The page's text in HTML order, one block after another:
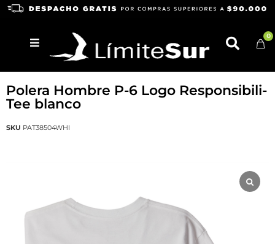
0
PATAGONIA
Polera Hombre P-6 Logo Responsibili-
Tee blanco
SKU PAT38504WHI